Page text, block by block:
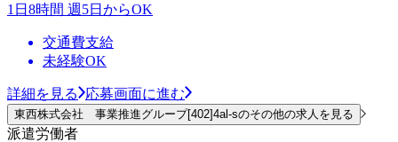
1日8時間 週5日からOK
交通費支給
未経験OK
詳細を見る 応募画面に進む
東西株式会社 事業推進グループ[402]4al-sのその他の求人を見る
派遣労働者